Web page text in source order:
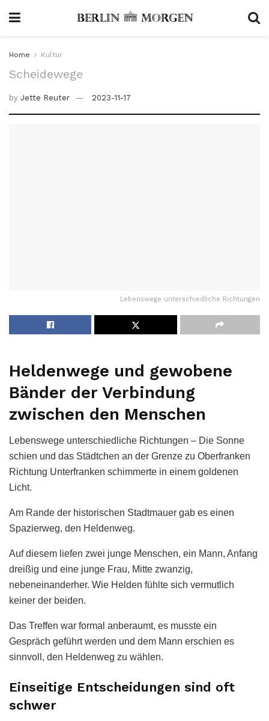
Home Kultur
Scheidewege
by Jette Reuter 2023-11-17
Lebenswege unterschiedliche Richtungen
Heldenwege und gewobene
Bänder der Verbindung
zwischen den Menschen
Lebenswege unterschiedliche Richtungen – Die Sonne
schien und das Städtchen an der Grenze zu Oberfranken
Richtung Unterfranken schimmerte in einem goldenen
Licht.
Am Rande der historischen Stadtmauer gab es einen
Spazierweg, den Heldenweg.
Auf diesem liefen zwei junge Menschen, ein Mann, Anfang
dreißig und eine junge Frau, Mitte zwanzig,
nebeneinanderher. Wie Helden fühlte sich vermutlich
keiner der beiden.
Das Treffen war formal anberaumt, es musste ein
Gespräch geführt werden und dem Mann erschien es
sinnvoll, den Heldenweg zu wählen.
Einseitige Entscheidungen sind oft
schwer